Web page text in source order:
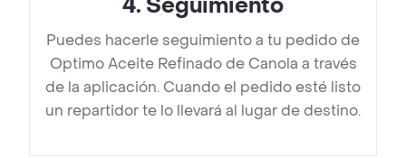
4. Seguimiento
Puedes hacerle seguimiento a tu pedido de
Optimo Aceite Refinado de Canola a través
de la aplicación. Cuando el pedido esté listo
un repartidor te lo llevará al lugar de destino.